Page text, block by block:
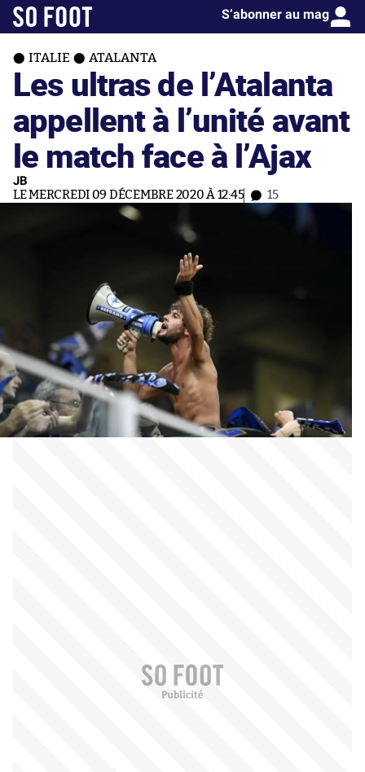
S’abonner au mag
ITALIE ATALANTA
Les ultras de l’Atalanta
appellent à l’unité avant
le match face à l’Ajax
JB
LE MERCREDI 09 DÉCEMBRE 2020 À 12:45 15